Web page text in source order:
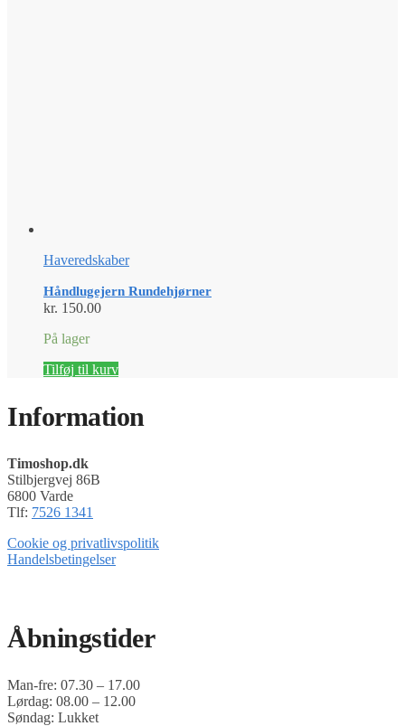
Haveredskaber
Håndlugejern Rundehjørner
kr. 150.00
På lager
Tilføj til kurv
Information
Timoshop.dk
Stilbjergvej 86B
6800 Varde
Tlf: 7526 1341
Cookie og privatlivspolitik
Handelsbetingelser
Åbningstider
Man-fre: 07.30 – 17.00
Lørdag: 08.00 – 12.00
Søndag: Lukket